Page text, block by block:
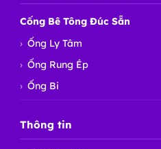
Cống Bê Tông Đúc Sẵn
Ống Ly Tâm
Ống Rung Ép
Ống Bi
Thông tin